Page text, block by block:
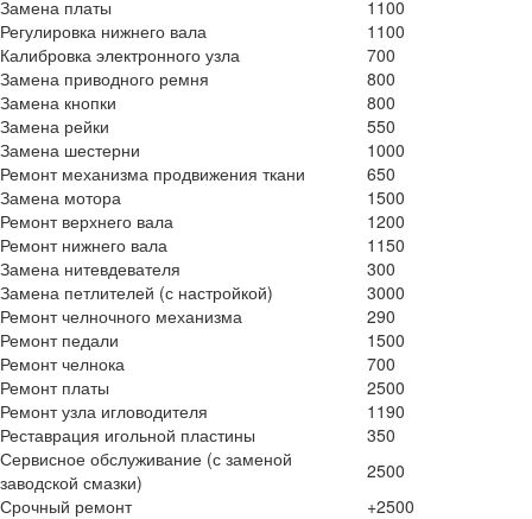
Замена платы
1100
Регулировка нижнего вала
1100
Калибровка электронного узла
700
Замена приводного ремня
800
Замена кнопки
800
Замена рейки
550
Замена шестерни
1000
Ремонт механизма продвижения ткани
650
Замена мотора
1500
Ремонт верхнего вала
1200
Ремонт нижнего вала
1150
Замена нитевдевателя
300
Замена петлителей (с настройкой)
3000
Ремонт челночного механизма
290
Ремонт педали
1500
Ремонт челнока
700
Ремонт платы
2500
Ремонт узла игловодителя
1190
Реставрация игольной пластины
350
Сервисное обслуживание (с заменой
заводской смазки)
2500
Срочный ремонт
+2500